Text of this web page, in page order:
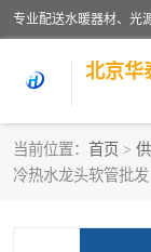
北京华
当前位置： 首页 >
冷热水龙头软管批发
水暖阀门